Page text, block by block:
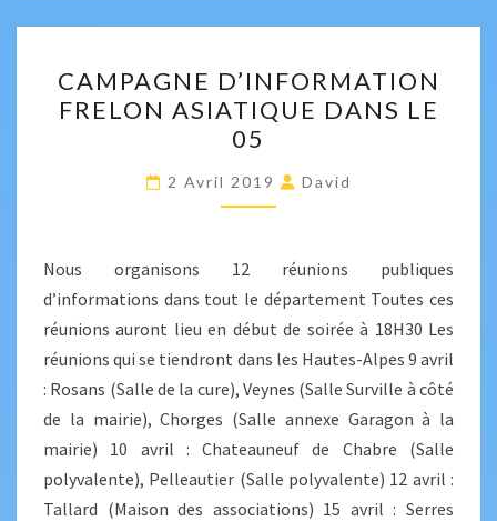
D’INFORMATION
FRELON
ASIATIQUE
DANS
LE
CAMPAGNE D’INFORMATION
FRELON ASIATIQUE DANS LE
05
2 Avril 2019 David
Nous organisons 12 réunions publiques
d’informations dans tout le département Toutes ces
réunions auront lieu en début de soirée à 18H30 Les
réunions qui se tiendront dans les Hautes-Alpes 9 avril
: Rosans (Salle de la cure), Veynes (Salle Surville à côté
de la mairie), Chorges (Salle annexe Garagon à la
mairie) 10 avril : Chateauneuf de Chabre (Salle
polyvalente), Pelleautier (Salle polyvalente) 12 avril :
Tallard (Maison des associations) 15 avril : Serres